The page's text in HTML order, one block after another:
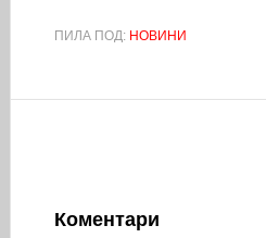
ПИЛА ПОД: НОВИНИ
Коментари